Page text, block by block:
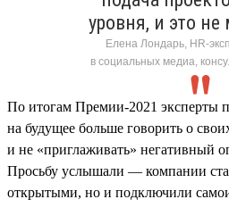
уровня, и это
Елена Лондарь, HR-
в социальных медиа,
По итогам Премии-2021 эксперты
на будущее больше говорить о
и не «приглаживать» негативный
Просьбу услышали — компании
открытыми, но и подключили